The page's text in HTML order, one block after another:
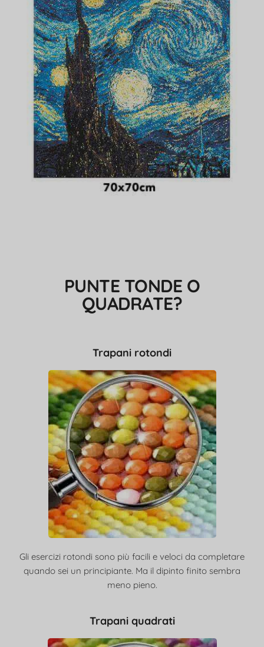
PUNTE TONDE O
QUADRATE?
Trapani rotondi
Gli esercizi rotondi sono più facili e veloci da completare
quando sei un principiante. Ma il dipinto finito sembra
meno pieno.
Trapani quadrati